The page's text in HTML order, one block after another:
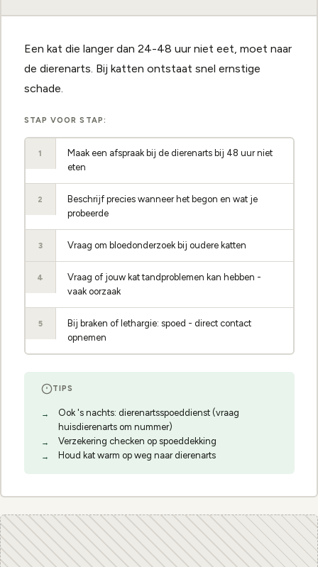
Een kat die langer dan 24-48 uur niet eet, moet naar
de dierenarts. Bij katten ontstaat snel ernstige
schade.
STAP VOOR STAP:
1
Maak een afspraak bij de dierenarts bij 48 uur niet
eten
2
Beschrijf precies wanneer het begon en wat je
probeerde
3 Vraag om bloedonderzoek bij oudere katten
4
Vraag of jouw kat tandproblemen kan hebben -
vaak oorzaak
5
Bij braken of lethargie: spoed - direct contact
opnemen
TIPS
Ook 's nachts: dierenartsspoeddienst (vraag
huisdierenarts om nummer)
Verzekering checken op spoeddekking
Houd kat warm op weg naar dierenarts